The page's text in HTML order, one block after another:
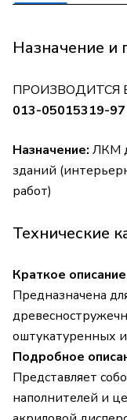
Назначение и
ПРОИЗВОДИТСЯ
013-05015319-97
Назначение: ЛКМ
зданий
работ)
Технические
Краткое
Предназначена
оштукатуренных
Подробное
Представляет
наполнителей и